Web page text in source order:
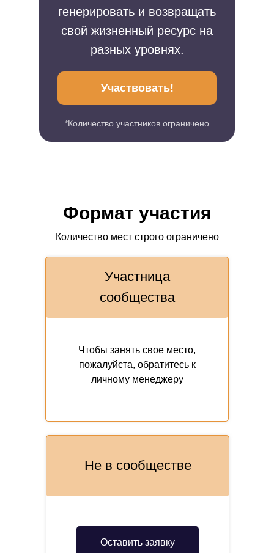
генерировать и возвращать
свой жизненный ресурс на
разных уровнях.
Участвовать!
*Количество участников ограничено
Формат участия
Не в сообществе
Оставить заявку
Количество мест строго ограничено
Чтобы занять свое место,
пожалуйста, обратитесь к
личному менеджеру
Участница
сообщества